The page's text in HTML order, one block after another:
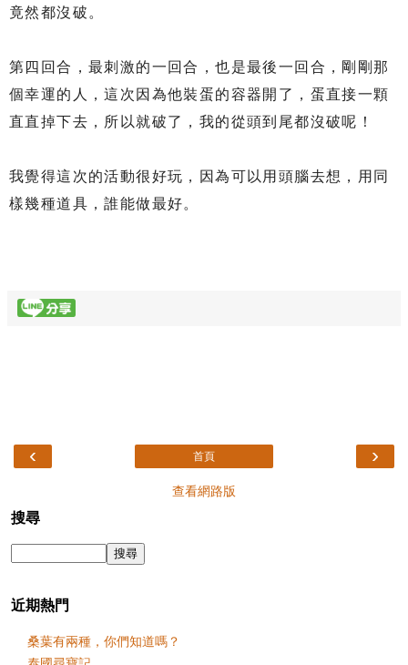
竟然都沒破。
第四回合，最刺激的一回合，也是最後一回合，剛剛那
個幸運的人，這次因為他裝蛋的容器開了，蛋直接一顆
直直掉下去，所以就破了，我的從頭到尾都沒破呢！
我覺得這次的活動很好玩，因為可以用頭腦去想，用同
樣幾種道具，誰能做最好。
‹ ›
首頁
查看網路版
搜尋
近期熱門
桑葉有兩種，你們知道嗎？